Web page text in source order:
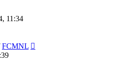
11:34
FCMNL